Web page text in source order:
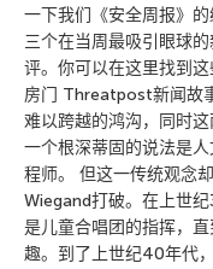
一下我们《安全周报》
三个在当周最吸引眼球
评。你可以在这里找到
房门 Threatpost新闻故
难以跨越的鸿沟，同时
一个根深蒂固的说法是
程师。 但这一传统观念
Wiegand打破。在上世
是儿童合唱团的指挥，
趣。到了上世纪40年代